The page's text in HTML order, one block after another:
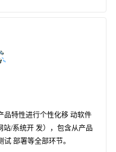
品特性进行个性化移 动软件
站/系统开 发），包含从产品
部署等全部环节。